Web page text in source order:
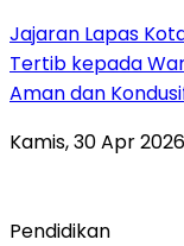
Jajaran Lapas
Tertib kepada
Aman dan
Kamis, 30 Apr
Pendidikan